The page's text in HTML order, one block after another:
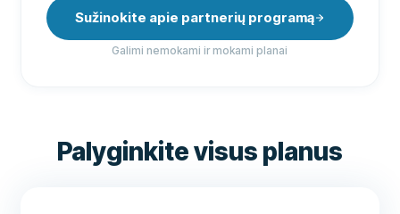
Sužinokite apie partnerių programą
Galimi nemokami ir mokami planai
Palyginkite visus planus